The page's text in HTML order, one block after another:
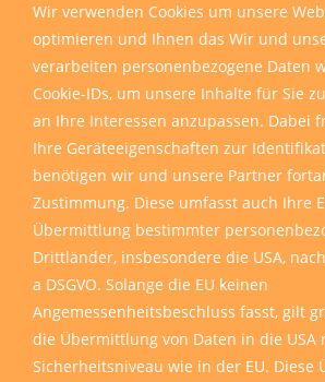
Wir verwenden Cookies um unsere
optimieren und Ihnen das Wir und
verarbeiten personenbezogene Daten
Cookie-IDs, um unsere Inhalte für Sie
an Ihre Interessen anzupassen. Dabei
Ihre Geräteeigenschaften zur
benötigen wir und unsere Partner
Zustimmung. Diese umfasst auch Ihre
Übermittlung bestimmter
Drittländer, insbesondere die USA,
a DSGVO. Solange die EU keinen
Angemessenheitsbeschluss fasst, gilt
die Übermittlung von Daten in die USA
Sicherheitsniveau wie in der EU.